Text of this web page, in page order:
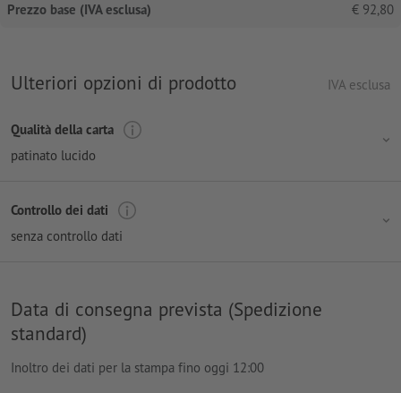
Prezzo base (IVA esclusa) € 92,80
Ulteriori opzioni di prodotto IVA esclusa
Qualità della carta
patinato lucido
Controllo dei dati
senza controllo dati
Data di consegna prevista (Spedizione
standard)
Inoltro dei dati per la stampa fino oggi 12:00